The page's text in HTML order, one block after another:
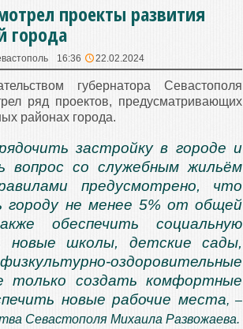
проекты развития
города
16:36 22.02.2024
губернатора Севастополя
ряд проектов, предусматривающих
районах города.
застройку в городе и
вопрос со служебным жильём
предусмотрено, что
городу не менее 5% от общей
обеспечить социальную
новые школы, детские сады,
оздоровительные
только создать комфортные
новые рабочие места, –
Севастополя Михаила Развожаева.